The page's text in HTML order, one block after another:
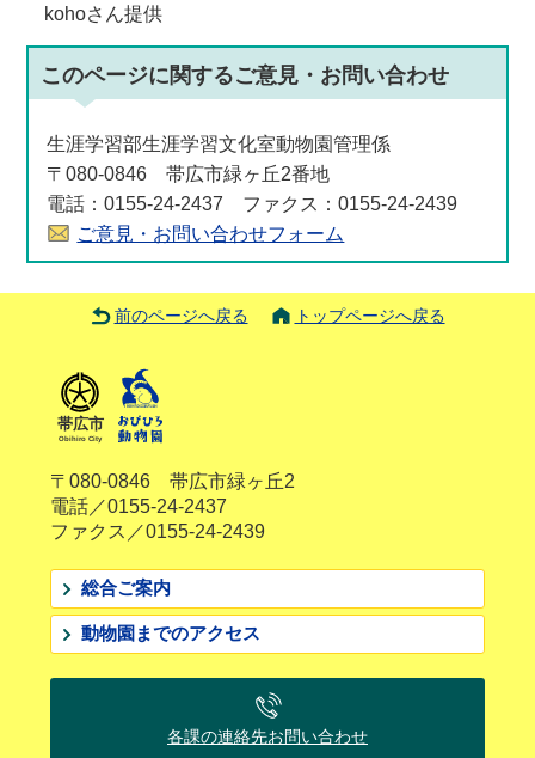
kohoさん提供
このページに関するご意見・お問い合わせ
生涯学習部生涯学習文化室動物園管理係
〒080-0846 帯広市緑ヶ丘2番地
電話：0155-24-2437 ファクス：0155-24-2439
ご意見・お問い合わせフォーム
前のページへ戻る トップページへ戻る
帯広市
Obihiro City
〒080-0846 帯広市緑ヶ丘2
電話／0155-24-2437
ファクス／0155-24-2439
総合ご案内
動物園までのアクセス
各課の連絡先お問い合わせ